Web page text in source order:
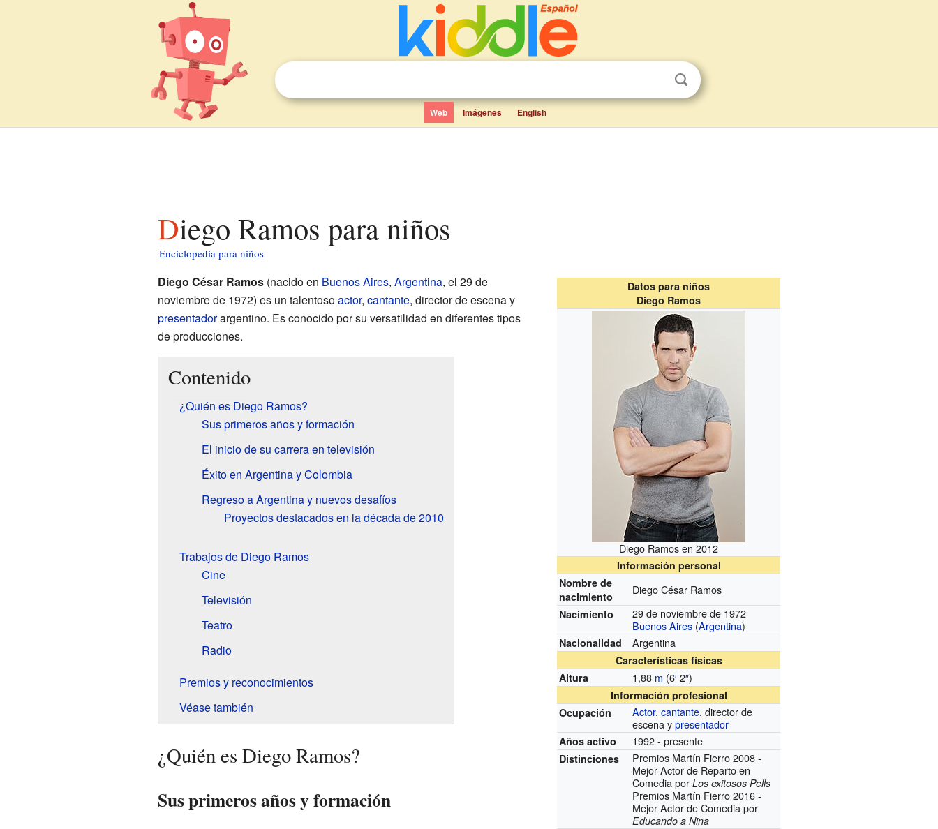
Web Imágenes English
Diego Ramos para niños
Enciclopedia para niños
Datos para niños
Diego Ramos
Diego Ramos en 2012
Información personal
Nombre de
nacimiento
Diego César Ramos
Nacimiento
29 de noviembre de 1972
Buenos Aires (Argentina)
Nacionalidad Argentina
Características físicas
Altura
1,88 m (6′2″)
Información profesional
Ocupación
Actor,cantante, director de
escena ypresentador
Años activo 1992 - presente
Distinciones
Premios Martín Fierro 2008 -
Mejor Actor de Reparto en
Comedia porLos exitosos Pells
Premios Martín Fierro 2016 -
Mejor Actor de Comedia por
Educando a Nina
Diego César Ramos(nacido en Buenos Aires, Argentina, el 29 de
noviembre de 1972) es un talentosoactor, cantante, director de escena y
presentadorargentino. Es conocido por su versatilidad en diferentes tipos
de producciones.
Contenido
¿Quién es Diego Ramos?
Sus primeros años y formación
El inicio de su carrera en televisión
Éxito en Argentina y Colombia
Regreso a Argentina y nuevos desafíos
Proyectos destacados en la década de 2010
Trabajos de Diego Ramos
Cine
Televisión
Teatro
Radio
Premios y reconocimientos
Véase también
¿Quién es Diego Ramos?
Sus primeros años y formación